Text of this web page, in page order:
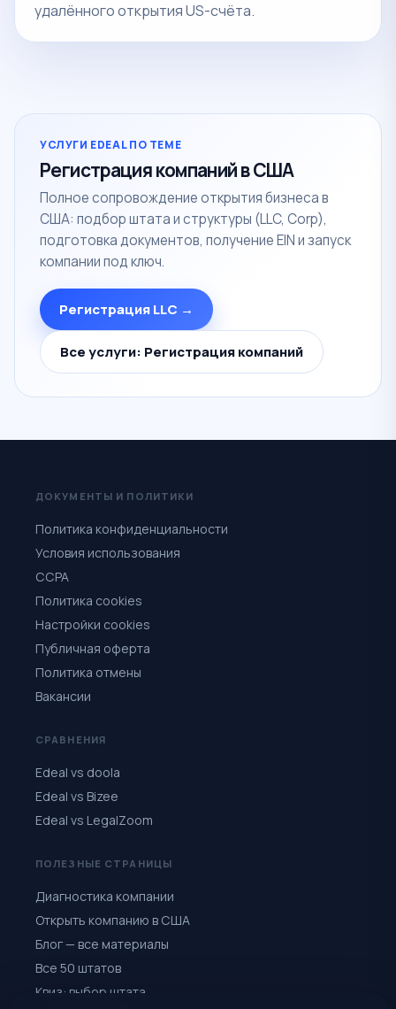
удалённого открытия US-счёта.
УСЛУГИ EDEAL ПО ТЕМЕ
Регистрация компаний в США
Полное сопровождение открытия бизнеса в
США: подбор штата и структуры (LLC, Corp),
подготовка документов, получение EIN и запуск
компании под ключ.
Регистрация LLC →
Все услуги: Регистрация компаний
ДОКУМЕНТЫ И ПОЛИТИКИ
Политика конфиденциальности
Условия использования
CCPA
Политика cookies
Настройки cookies
Публичная оферта
Политика отмены
Вакансии
СРАВНЕНИЯ
Edeal vs doola
Edeal vs Bizee
Edeal vs LegalZoom
ПОЛЕЗНЫЕ СТРАНИЦЫ
Диагностика компании
Открыть компанию в США
Блог — все материалы
Все 50 штатов
Квиз: выбор штата